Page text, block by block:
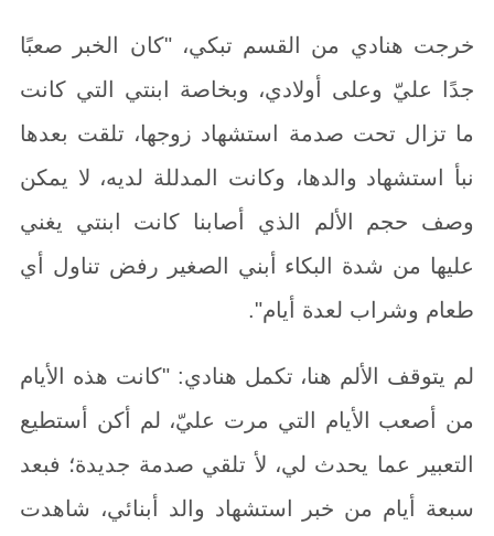
خرجت هنادي من القسم تبكي، "كان الخبر صعبًا
جدًا عليّ وعلى أولادي، وبخاصة ابنتي التي كانت
ما تزال تحت صدمة استشهاد زوجها، تلقت بعدها
نبأ استشهاد والدها، وكانت المدللة لديه، لا يمكن
وصف حجم الألم الذي أصابنا كانت ابنتي يغني
عليها من شدة البكاء أبني الصغير رفض تناول أي
طعام وشراب لعدة أيام".
لم يتوقف الألم هنا، تكمل هنادي: "كانت هذه الأيام
من أصعب الأيام التي مرت عليّ، لم أكن أستطيع
التعبير عما يحدث لي، لأ تلقي صدمة جديدة؛ فبعد
سبعة أيام من خبر استشهاد والد أبنائي، شاهدت